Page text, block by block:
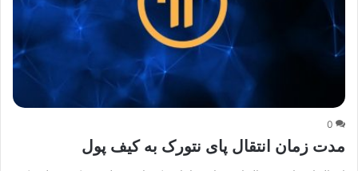
0
مدت زمان انتقال پای نتورک به کیف پول